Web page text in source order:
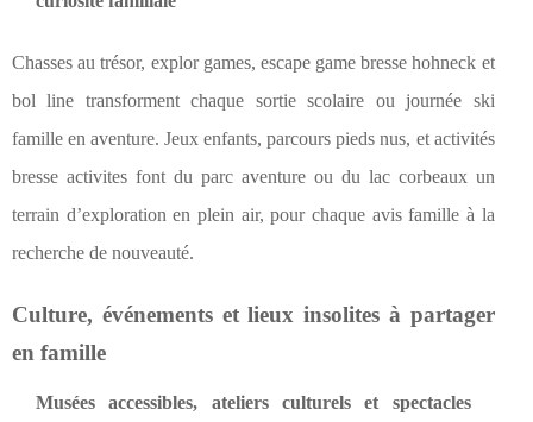
Chasses au trésor, explor games, escape game bresse hohneck et
bol line transforment chaque sortie scolaire ou journée ski
famille en aventure. Jeux enfants, parcours pieds nus, et activités
bresse activites font du parc aventure ou du lac corbeaux un
terrain d’exploration en plein air, pour chaque avis famille à la
recherche de nouveauté.
Culture, événements et lieux insolites à partager
en famille
Musées accessibles, ateliers culturels et spectacles